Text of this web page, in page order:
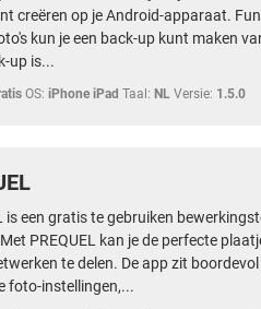
creëren op je Android-apparaat.
kun je een back-up kunt maken
up is...
OS: iPhone iPad Taal: NL Versie: 1.5.0
is een gratis te gebruiken
PREQUEL kan je de perfecte
te delen. De app zit
foto-instellingen,...